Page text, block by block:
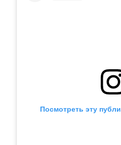
Посмотреть эту